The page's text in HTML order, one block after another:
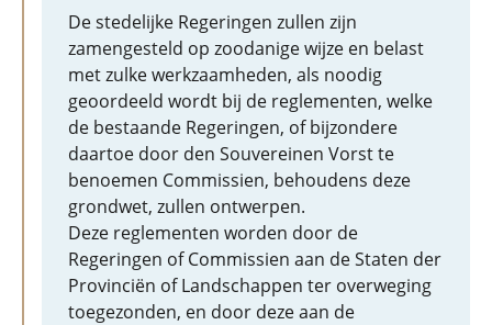
De stedelijke Regeringen zullen zijn
zamengesteld op zoodanige wijze en belast
met zulke werkzaamheden, als noodig
geoordeeld wordt bij de reglementen, welke
de bestaande Regeringen, of bijzondere
daartoe door den Souvereinen Vorst te
benoemen Commissien, behoudens deze
grondwet, zullen ontwerpen.
Deze reglementen worden door de
Regeringen of Commissien aan de Staten der
Provinciën of Landschappen ter overweging
toegezonden, en door deze aan de